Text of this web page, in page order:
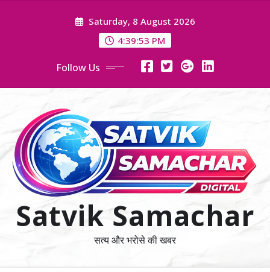
Saturday, 8 August 2026
4:39:54 PM
Follow Us
Satvik Samachar
सत्य और भरोसे की खबर